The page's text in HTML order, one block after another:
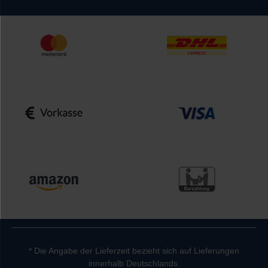
* Die Angabe der Lieferzeit bezieht sich auf Lieferungen
innerhalb Deutschlands.